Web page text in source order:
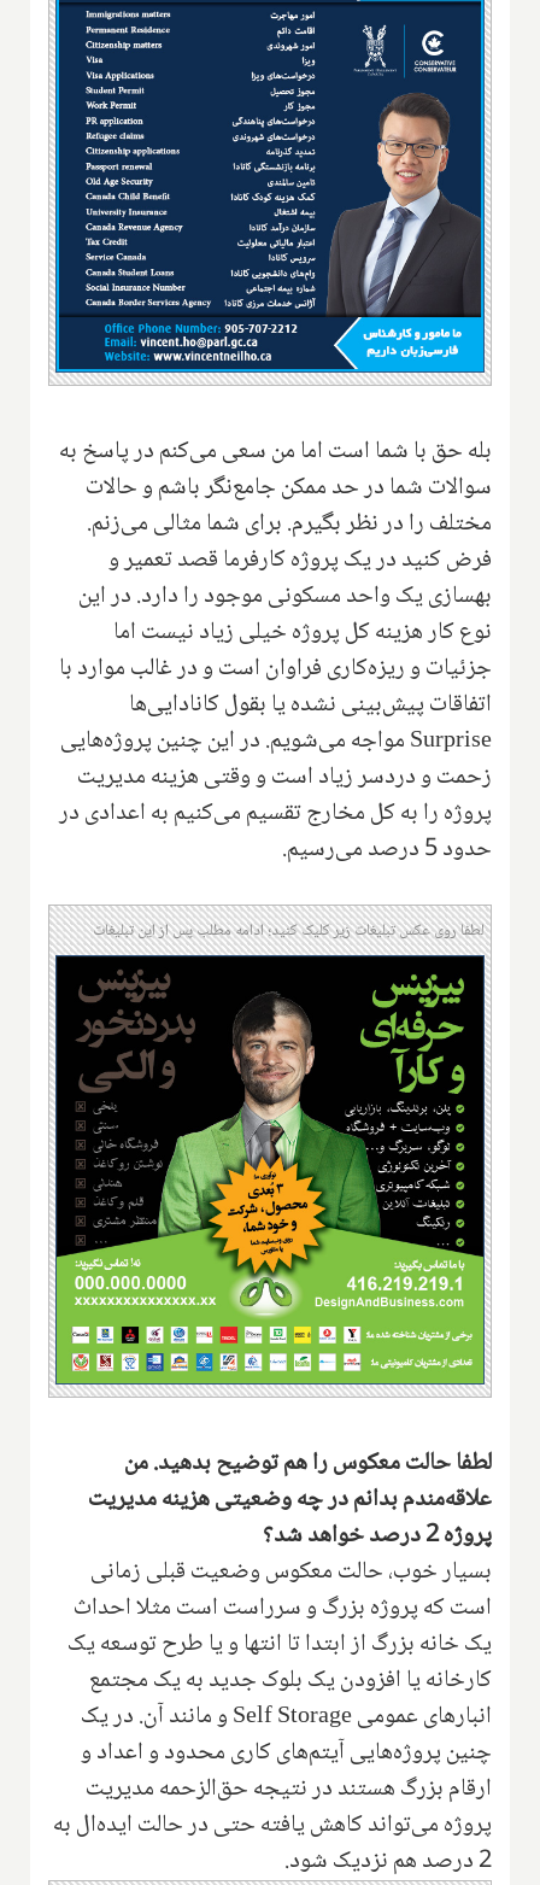
بله حق با شما است اما من سعی می‌کنم در پاسخ به
سوالات شما در حد ممکن جامع‌نگر باشم و حالات
مختلف را در نظر بگیرم. برای شما مثالی می‌زنم.
فرض کنید در یک پروژه کارفرما قصد تعمیر و
بهسازی یک واحد مسکونی موجود را دارد. در این
نوع کار هزینه کل پروژه خیلی زیاد نیست اما
جزئیات و ریزه‌کاری فراوان است و در غالب موارد با
اتفاقات پیش‌بینی نشده یا بقول کانادایی‌ها
Surpriseمواجه می‌شویم. در این چنین پروژه‌هایی
زحمت و دردسر زیاد است و وقتی هزینه مدیریت
پروژه را به کل مخارج تقسیم می‌کنیم به اعدادی در
حدود 5 درصد می‌رسیم.
لطفا روی عکس تبلیغات زیر کلیک کنید؛ ادامه مطلب پس از این تبلیغات
لطفا حالت معکوس را هم توضیح بدهید. من
علاقه‌مندم بدانم در چه وضعیتی هزینه مدیریت
پروژه 2 درصد خواهد شد؟
بسیار خوب، حالت معکوس وضعیت قبلی زمانی
است که پروژه بزرگ و سرراست است مثلا احداث
یک خانه بزرگ از ابتدا تا انتها و یا طرح توسعه یک
کارخانه یا افزودن یک بلوک جدید به یک مجتمع
انبارهای عمومیSelf Storageو مانند آن. در یک
چنین پروژه‌هایی آیتم‌های کاری محدود و اعداد و
ارقام بزرگ هستند در نتیجه حق‌الزحمه مدیریت
پروژه می‌تواند کاهش یافته حتی در حالت ایده‌ال به
2 درصد هم نزدیک شود.